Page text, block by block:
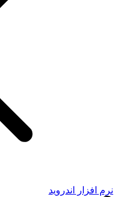
نرم افزار اندروید